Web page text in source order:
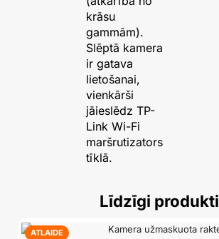
krāsu
gammām).
Slēptā kamera
ir gatava
lietošanai,
vienkārši
jāieslēdz TP-
Link Wi-Fi
maršrutizators
tīklā.
Līdzīgi produkti
ATLAIDE